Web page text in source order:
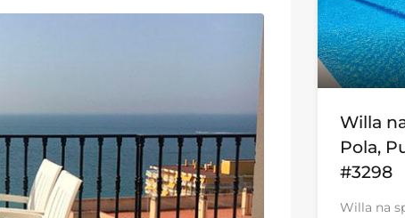
Willa
Pola,
#3298
Willa na